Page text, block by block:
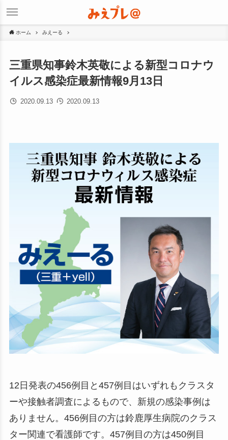
ホーム みえーる
三重県知事鈴木英敬による新型コロナウ
イルス感染症最新情報9月13日
2020.09.13 2020.09.13
12日発表の456例目と457例目はいずれもクラスタ
ーや接触者調査によるもので、新規の感染事例は
ありません。456例目の方は鈴鹿厚生病院のクラス
ター関連で看護師です。457例目の方は450例目